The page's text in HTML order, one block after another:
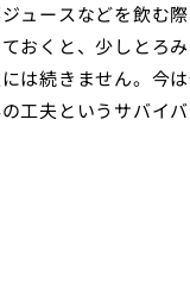
ュースなどを飲む
おくと、少しとろ
は続きません。今
工夫というサバイ